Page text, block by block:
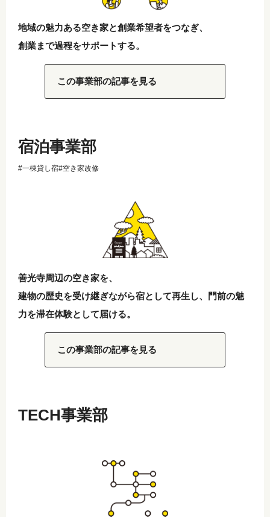
地域の魅力ある空き家と創業希望者をつなぎ、
創業まで過程をサポートする。
この事業部の記事を見る
宿泊事業部
#一棟貸し宿#空き家改修
善光寺周辺の空き家を、
建物の歴史を受け継ぎながら宿として再生し、門前の魅
力を滞在体験として届ける。
この事業部の記事を見る
TECH事業部